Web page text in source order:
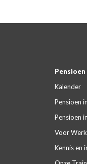
Kalender
Pensioen
Pensioen
Voor
Kennis en